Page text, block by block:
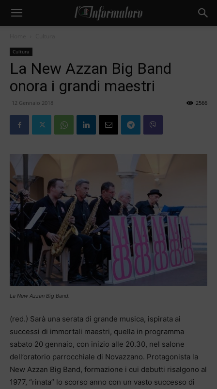
Cultura
La New Azzan Big Band
onora i grandi maestri
12 Gennaio 2018 2566
La New Azzan Big Band.
(red.) Sarà una serata di grande musica, ispirata ai
successi di immortali maestri, quella in programma
sabato 20 gennaio, con inizio alle 20.30, nel salone
dell’oratorio parrocchiale di Novazzano. Protagonista la
New Azzan Big Band, formazione i cui debutti risalgono al
1977, “rinata” lo scorso anno con un vasto successo di